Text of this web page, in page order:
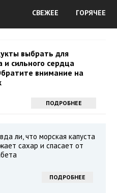
СВЕЖЕЕ ГОРЯЧЕЕ
выбрать для
и сильного сердца
внимание на
ПОДРОБНЕЕ
ли, что морская капуста
сахар и спасает от
ПОДРОБНЕЕ